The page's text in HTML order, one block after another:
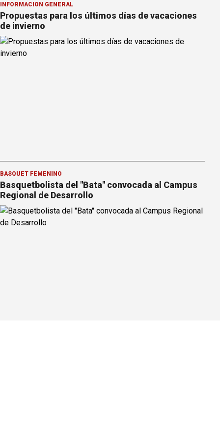
INFORMACION GENERAL
Propuestas para los últimos días de vacaciones
de invierno
BÁSQUET FEMENINO
Basquetbolista del "Bata" convocada al Campus
Regional de Desarrollo